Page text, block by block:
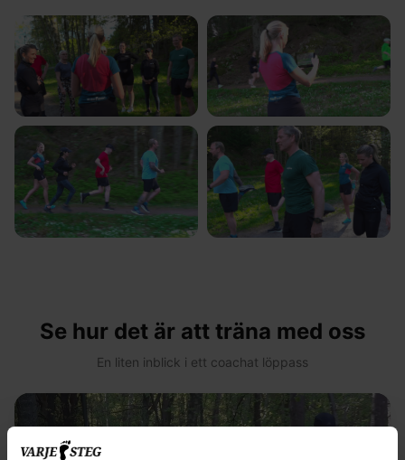
Se hur det är att träna med oss
En liten inblick i ett coachat löppass